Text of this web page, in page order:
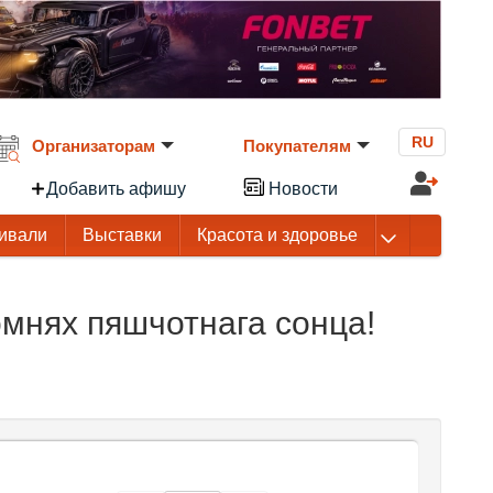
Организаторам
Добавить афишу
Покупателям
Новости
RU
Выставки Красота и здоровье
пяшчотнага сонца!